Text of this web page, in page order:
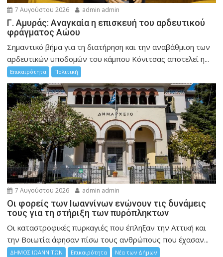
7 Αυγούστου 2026 admin admin
Γ. Αμυράς: Αναγκαία η επισκευή του αρδευτικού
φράγματος Αώου
Σημαντικό βήμα για τη διατήρηση και την αναβάθμιση των
αρδευτικών υποδομών του κάμπου Κόνιτσας αποτελεί η...
Επικαιρότητα Πολιτική
7 Αυγούστου 2026 admin admin
Οι φορείς των Ιωαννίνων ενώνουν τις δυνάμεις
τους για τη στήριξη των πυρόπληκτων
Οι καταστροφικές πυρκαγιές που έπληξαν την Αττική και
την Bοιωτία άφησαν πίσω τους ανθρώπους που έχασαν...
ΔΗΜΟΣ ΙΩΑΝΝΙΤΩΝ Επικαιρότητα Νέα των Δήμων